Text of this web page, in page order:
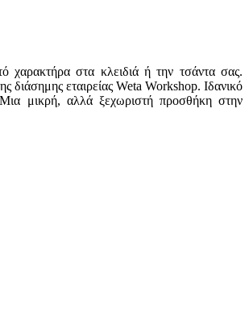
χαρακτήρα στα κλειδιά ή την τσάντα σας.
εταιρείας Weta Workshop. Ιδανικό
Μια μικρή, αλλά ξεχωριστή προσθήκη στην